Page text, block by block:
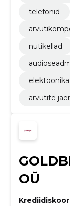
telefonid
nutikellad
elektoonika
arvutite
OÜ